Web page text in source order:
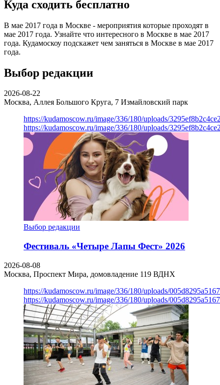
Куда сходить бесплатно
В мае 2017 года в Москве - мероприятия которые проходят в
мае 2017 года. Узнайте что интересного в Москве в мае 2017
года. Кудамоскоу подскажет чем заняться в Москве в мае 2017
года.
Выбор редакции
2026-08-22
Москва, Аллея Большого Круга, 7 Измайловский парк
https://kudamoscow.ru/image/336/180/uploads/
https://kudamoscow.ru/image/336/180/uploads/
Выбор редакции
Фестиваль «Четыре Лапы Фест» 2026
2026-08-08
Москва, Проспект Мира, домовладение 119 ВДНХ
https://kudamoscow.ru/image/336/180/uploads/
https://kudamoscow.ru/image/336/180/uploads/